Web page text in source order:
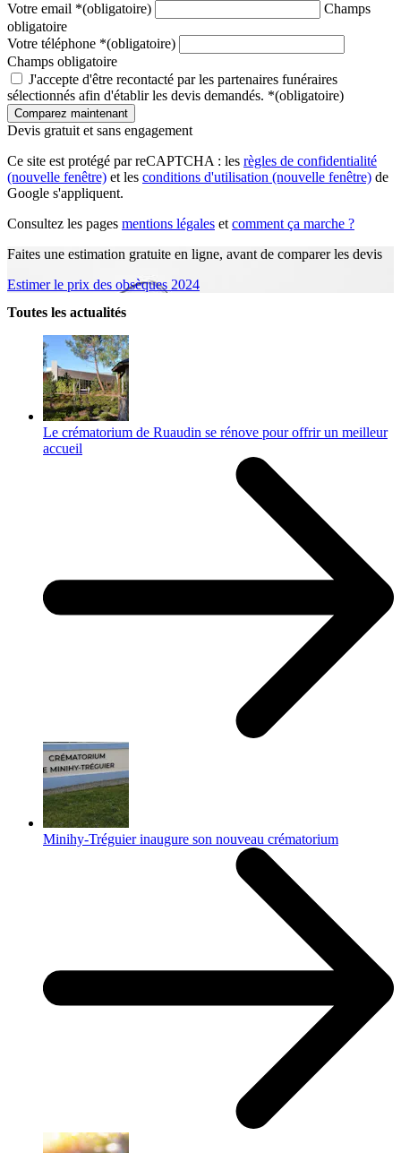
Votre email *(obligatoire)
Champs
obligatoire
Votre téléphone *(obligatoire)
Champs obligatoire
J'accepte d'être recontacté par les partenaires funéraires
sélectionnés afin d'établir les devis demandés. *(obligatoire)
Devis gratuit et sans engagement
Ce site est protégé par reCAPTCHA : les règles de confidentialité
(nouvelle fenêtre) et les conditions d'utilisation (nouvelle fenêtre) de
Google s'appliquent.
Consultez les pages mentions légales et comment ça marche ?
Faites une estimation gratuite en ligne, avant de comparer les devis
Estimer le prix des obsèques 2024
Toutes les actualités
Le crématorium de Ruaudin se rénove pour offrir un meilleur
accueil
Minihy-Tréguier inaugure son nouveau crématorium